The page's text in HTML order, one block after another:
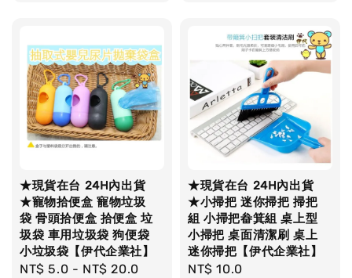
★現貨在台 24H內出貨
★寵物拾便盒 寵物垃圾
袋 骨頭拾便盒 拾便盒 垃
圾袋 車用垃圾袋 狗便袋
小垃圾袋【伊代企業社】
Regular
NT$ 5.0 - NT$ 20.0
★現貨在台 24H內出貨
★小掃把 迷你掃把 掃把
組 小掃把畚箕組 桌上型
小掃把 桌面清潔刷 桌上
迷你掃把【伊代企業社】
Regular
NT$ 10.0